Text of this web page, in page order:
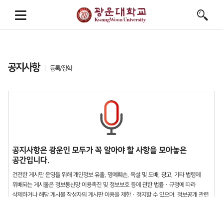
공지사항 등록/장학
공지사항은 광운인 모두가 꼭 알아야 할 사항을 모아놓은
공간입니다.
건전한 게시판 운영을 위해 개인정보 유출, 명예훼손, 욕설 및 도배, 광고, 기타 법령에
위배되는 게시물은 정보통신망 이용촉진 및 정보보호 등에 관한 법률 · 규정에 따라
삭제하거나 해당 게시물 작성자의 게시판 이용을 제한 · 정지할 수 있으며, 정보공개 관련